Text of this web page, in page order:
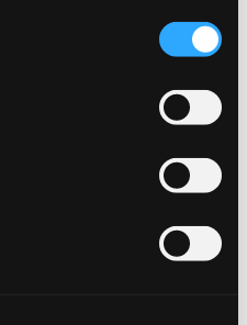
maastopyöräilyreitit
ja kangasmetsistä